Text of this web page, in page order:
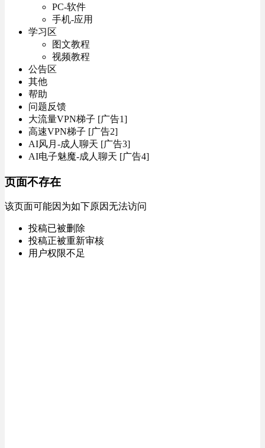
PC-软件
手机-应用
学习区
图文教程
视频教程
公告区
其他
帮助
问题反馈
大流量VPN梯子 [广告1]
高速VPN梯子 [广告2]
AI风月-成人聊天 [广告3]
AI电子魅魔-成人聊天 [广告4]
页面不存在
该页面可能因为如下原因无法访问
投稿已被删除
投稿正被重新审核
用户权限不足